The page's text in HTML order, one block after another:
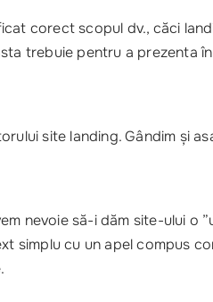
corect scopul dv., căci
trebuie pentru a prezenta
site landing. Gândim și
nevoie să-i dăm site-ului o
simplu cu un apel compus